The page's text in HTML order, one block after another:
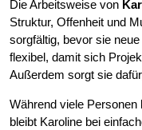
Die Arbeitsweise von
Struktur, Offenheit und
sorgfältig, bevor sie
flexibel, damit sich
Außerdem sorgt sie
Während viele
bleibt Karoline bei